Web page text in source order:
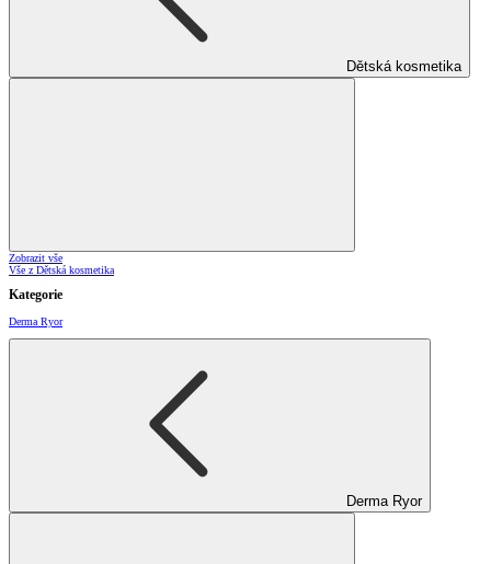
Dětská kosmetika
Zobrazit vše
Vše z Dětská kosmetika
Kategorie
Derma Ryor
Derma Ryor